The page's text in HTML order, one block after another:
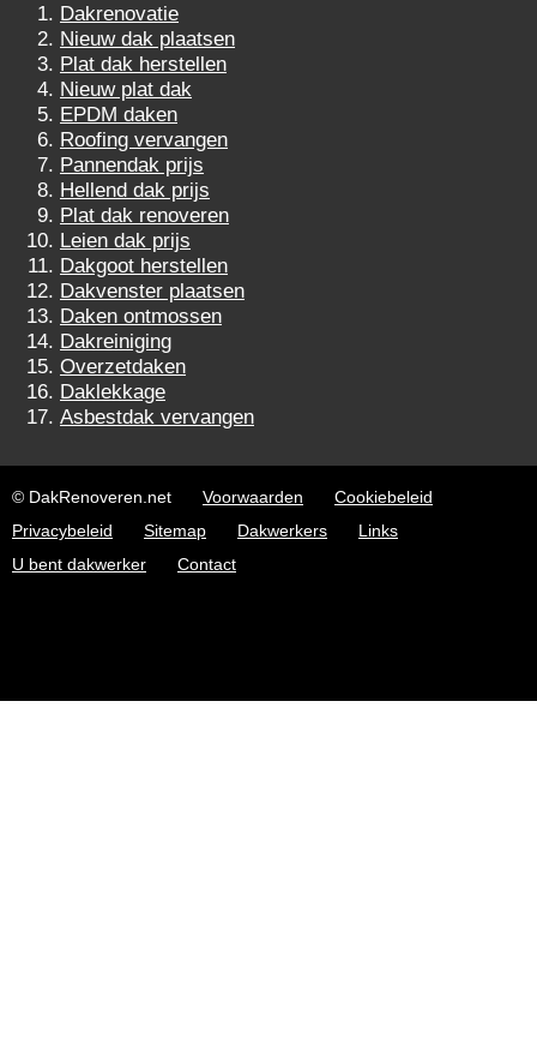
Dakrenovatie
Nieuw dak plaatsen
Plat dak herstellen
Nieuw plat dak
EPDM daken
Roofing vervangen
Pannendak prijs
Hellend dak prijs
Plat dak renoveren
Leien dak prijs
Dakgoot herstellen
Dakvenster plaatsen
Daken ontmossen
Dakreiniging
Overzetdaken
Daklekkage
Asbestdak vervangen
© DakRenoveren.net Voorwaarden
Cookiebeleid
Privacybeleid
Sitemap Dakwerkers
Links
U bent dakwerker
Contact